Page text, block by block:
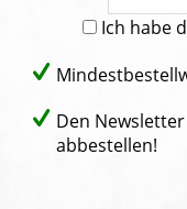
Ich habe
Den
abbestellen!